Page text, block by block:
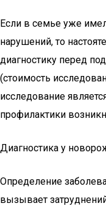
Если в семье уже
нарушений, то
диагностику перед
(стоимость
исследование
профилактики
Диагностика у
Определение
вызывает